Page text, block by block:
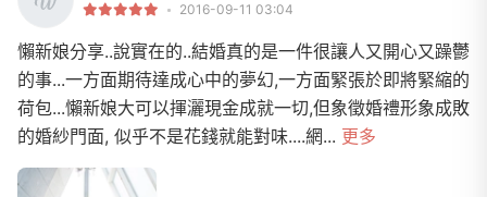
2016-09-11 03:04
懶新娘分享..說實在的..結婚真的是一件很讓人又開心又躁鬱
的事...一方面期待達成心中的夢幻,一方面緊張於即將緊縮的
荷包...懶新娘大可以揮灑現金成就一切,但象徵婚禮形象成敗
的婚紗門面, 似乎不是花錢就能對味....網... 更多